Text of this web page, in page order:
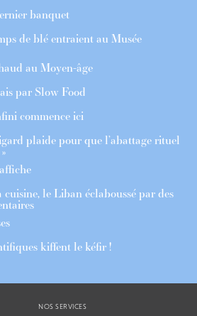
banquet
de blé entraient au Musée
au Moyen-âge
par Slow Food
commence ici
plaide pour que l’abattage rituel
cuisine, le Liban éclaboussé par des
kiffent le kéfir !
NOS SERVICES